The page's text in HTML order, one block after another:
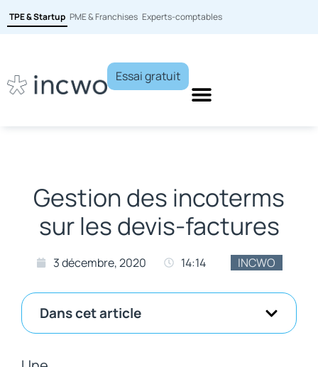
TPE & Startup PME & Franchises Experts-comptables
Essai gratuit
Gestion des incoterms
sur les devis-factures
3 décembre, 2020 14:14 INCWO
Dans cet article